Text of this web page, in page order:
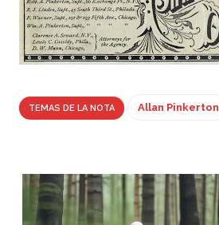
TEMAS DE LA NOTA Allan Pinkerton